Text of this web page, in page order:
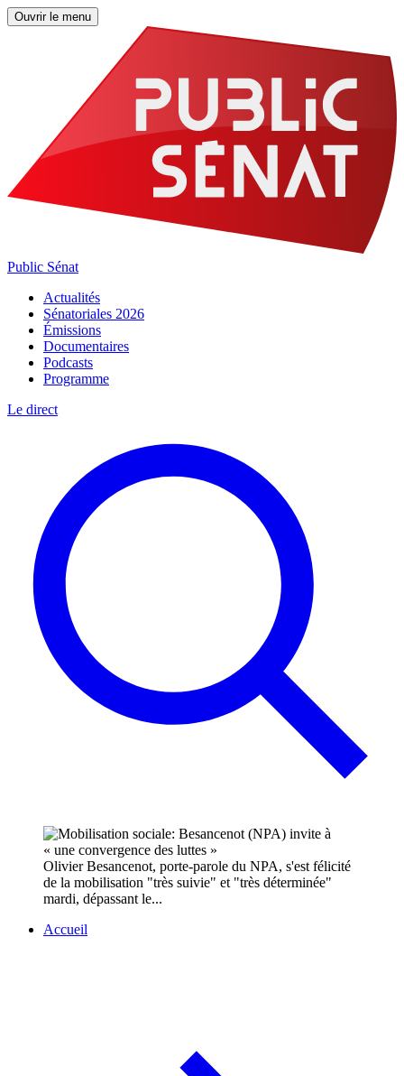
Ouvrir le menu
Public Sénat
Actualités
Sénatoriales 2026
Émissions
Documentaires
Podcasts
Programme
Le direct
Olivier Besancenot, porte-parole du NPA, s'est félicité
de la mobilisation "très suivie" et "très déterminée"
mardi, dépassant le...
Accueil